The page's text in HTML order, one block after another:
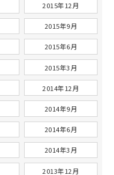
2015年12月
2015年9月
2015年6月
2015年3月
2014年12月
2014年9月
2014年6月
2014年3月
2013年12月